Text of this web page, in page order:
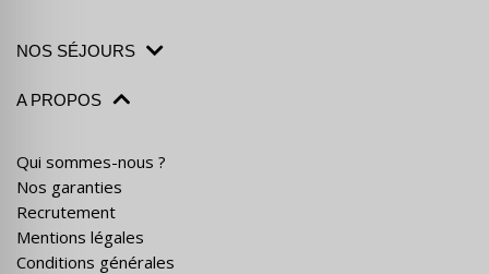
NOS SÉJOURS
A PROPOS
Qui sommes-nous ?
Nos garanties
Recrutement
Mentions légales
Conditions générales